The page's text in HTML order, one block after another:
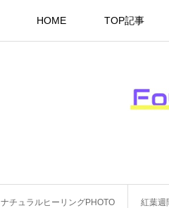
HOME TOP記事
ナチュラルヒーリングPHOTO 紅葉週